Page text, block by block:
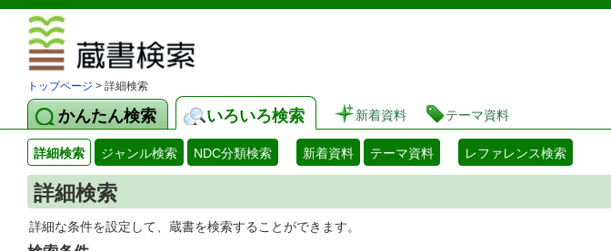
トップページ > 詳細検索
かんたん検索 いろいろ検索 新着資料 テーマ資料
詳細検索 ジャンル検索 NDC分類検索 新着資料 テーマ資料 レファレンス検索
詳細検索
詳細な条件を設定して、蔵書を検索することができます。